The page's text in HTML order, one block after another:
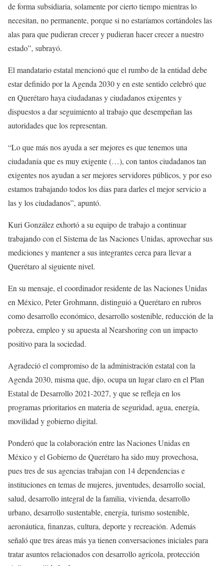
de forma subsidiaria, solamente por cierto tiempo mientras lo
necesitan, no permanente, porque si no estaríamos cortándoles las
alas para que pudieran crecer y pudieran hacer crecer a nuestro
estado”, subrayó.
El mandatario estatal mencionó que el rumbo de la entidad debe
estar definido por la Agenda 2030 y en este sentido celebró que
en Querétaro haya ciudadanas y ciudadanos exigentes y
dispuestos a dar seguimiento al trabajo que desempeñan las
autoridades que los representan.
“Lo que más nos ayuda a ser mejores es que tenemos una
ciudadanía que es muy exigente (…), con tantos ciudadanos tan
exigentes nos ayudan a ser mejores servidores públicos, y por eso
estamos trabajando todos los días para darles el mejor servicio a
las y los ciudadanos”, apuntó.
Kuri González exhortó a su equipo de trabajo a continuar
trabajando con el Sistema de las Naciones Unidas, aprovechar sus
mediciones y mantener a sus integrantes cerca para llevar a
Querétaro al siguiente nivel.
En su mensaje, el coordinador residente de las Naciones Unidas
en México, Peter Grohmann, distinguió a Querétaro en rubros
como desarrollo económico, desarrollo sostenible, reducción de la
pobreza, empleo y su apuesta al Nearshoring con un impacto
positivo para la sociedad.
Agradeció el compromiso de la administración estatal con la
Agenda 2030, misma que, dijo, ocupa un lugar claro en el Plan
Estatal de Desarrollo 2021-2027, y que se refleja en los
programas prioritarios en materia de seguridad, agua, energía,
movilidad y gobierno digital.
Ponderó que la colaboración entre las Naciones Unidas en
México y el Gobierno de Querétaro ha sido muy provechosa,
pues tres de sus agencias trabajan con 14 dependencias e
instituciones en temas de mujeres, juventudes, desarrollo social,
salud, desarrollo integral de la familia, vivienda, desarrollo
urbano, desarrollo sustentable, energía, turismo sostenible,
aeronáutica, finanzas, cultura, deporte y recreación. Además
señaló que tres áreas más ya tienen conversaciones iniciales para
tratar asuntos relacionados con desarrollo agrícola, protección